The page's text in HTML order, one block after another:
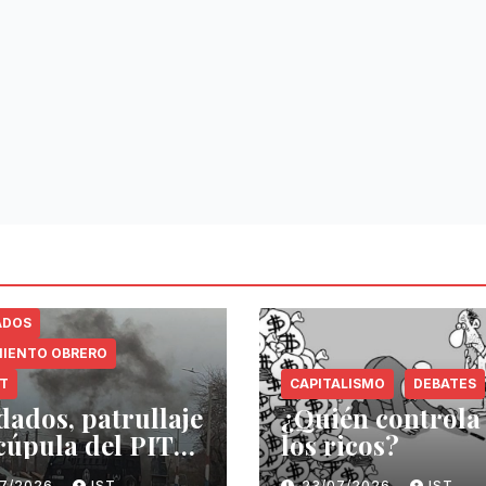
OBRERO
patrullaje
del PIT-
CAPITALISMO DEBATES
¿Quién controla
los ricos?